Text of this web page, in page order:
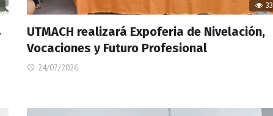
33
UTMACH realizará Expoferia de Nivelación,
Vocaciones y Futuro Profesional
24/07/2026